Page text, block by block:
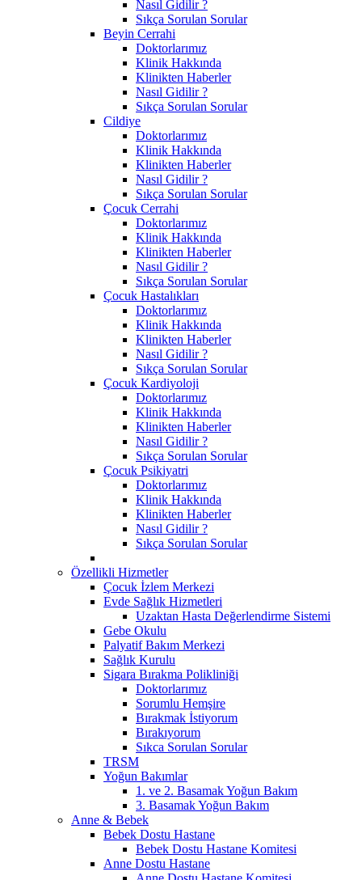
Nasıl Gidilir ?
Sıkça Sorulan Sorular
Beyin Cerrahi
Doktorlarımız
Klinik Hakkında
Klinikten Haberler
Nasıl Gidilir ?
Sıkça Sorulan Sorular
Cildiye
Doktorlarımız
Klinik Hakkında
Klinikten Haberler
Nasıl Gidilir ?
Sıkça Sorulan Sorular
Çocuk Cerrahi
Doktorlarımız
Klinik Hakkında
Klinikten Haberler
Nasıl Gidilir ?
Sıkça Sorulan Sorular
Çocuk Hastalıkları
Doktorlarımız
Klinik Hakkında
Klinikten Haberler
Nasıl Gidilir ?
Sıkça Sorulan Sorular
Çocuk Kardiyoloji
Doktorlarımız
Klinik Hakkında
Klinikten Haberler
Nasıl Gidilir ?
Sıkça Sorulan Sorular
Çocuk Psikiyatri
Doktorlarımız
Klinik Hakkında
Klinikten Haberler
Nasıl Gidilir ?
Sıkça Sorulan Sorular
Özellikli Hizmetler
Çocuk İzlem Merkezi
Evde Sağlık Hizmetleri
Uzaktan Hasta Değerlendirme Sistemi
Gebe Okulu
Palyatif Bakım Merkezi
Sağlık Kurulu
Sigara Bırakma Polikliniği
Doktorlarımız
Sorumlu Hemşire
Bırakmak İstiyorum
Bırakıyorum
Sıkca Sorulan Sorular
TRSM
Yoğun Bakımlar
1. ve 2. Basamak Yoğun Bakım
3. Basamak Yoğun Bakım
Anne & Bebek
Bebek Dostu Hastane
Bebek Dostu Hastane Komitesi
Anne Dostu Hastane